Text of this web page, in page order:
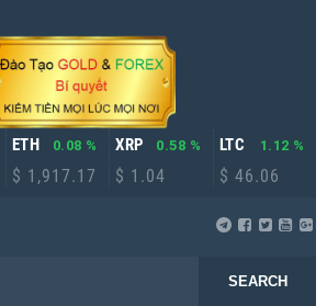
ETH
$ 1,917.17
0.08 %
XRP
$ 1.04
0.58 %
LTC
$ 46.06
1.12 %
SEARCH